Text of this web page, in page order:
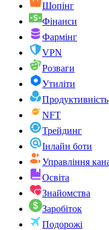
Шопінг
Фінанси
Фармінг
VPN
Розваги
Утиліти
Продуктивність
NFT
Трейдинг
Інлайн боти
Управління
Освіта
Знайомства
Заробіток
Подорожі